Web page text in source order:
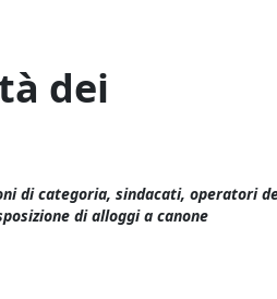
dei
di categoria, sindacati, operatori
di alloggi a canone